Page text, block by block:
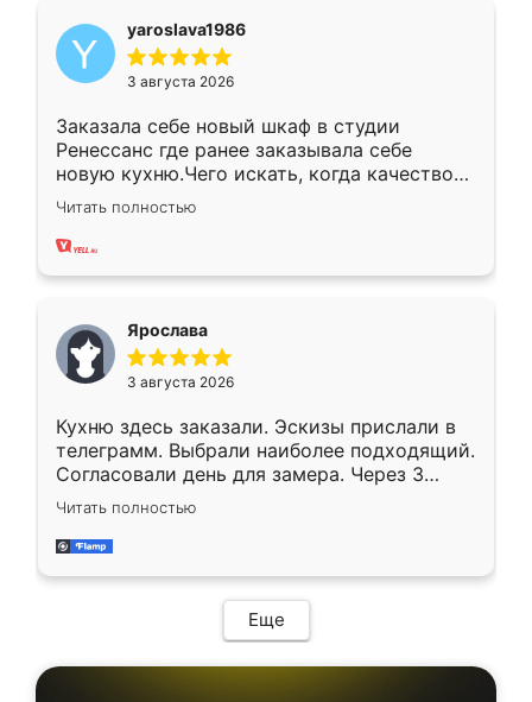
yaroslava1986
3 августа 2026
Заказала себе новый шкаф в студии
Ренессанс где ранее заказывала себе
новую кухню.Чего искать, когда качеством
вполне довольна. Служит кухня уже почти
два года, нареканий нет.
Читать полностью
Ярослава
3 августа 2026
Кухню здесь заказали. Эскизы прислали в
телеграмм. Выбрали наиболее подходящий.
Согласовали день для замера. Через 3
недели кухня была уже готова. Остались
довольны работой. Спасибо Ренессанс
мебель за качественную работу!
Читать полностью
Еще